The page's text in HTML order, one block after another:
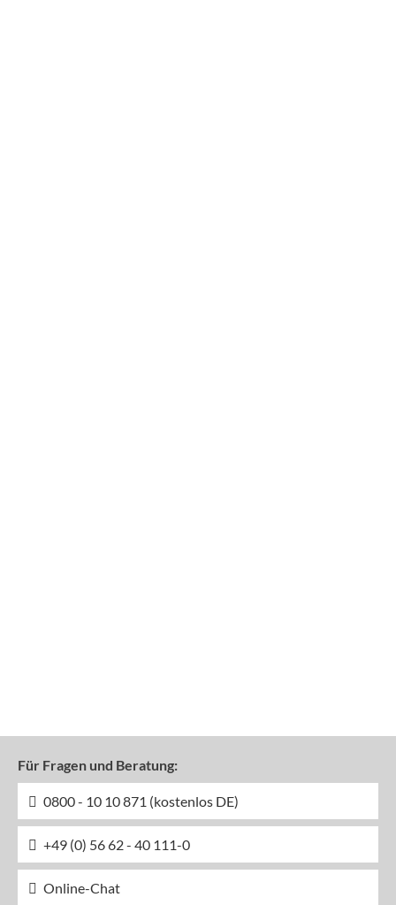
Für Fragen und Beratung:
0800 - 10 10 871 (kostenlos DE)
+49 (0) 56 62 - 40 111-0
Online-Chat